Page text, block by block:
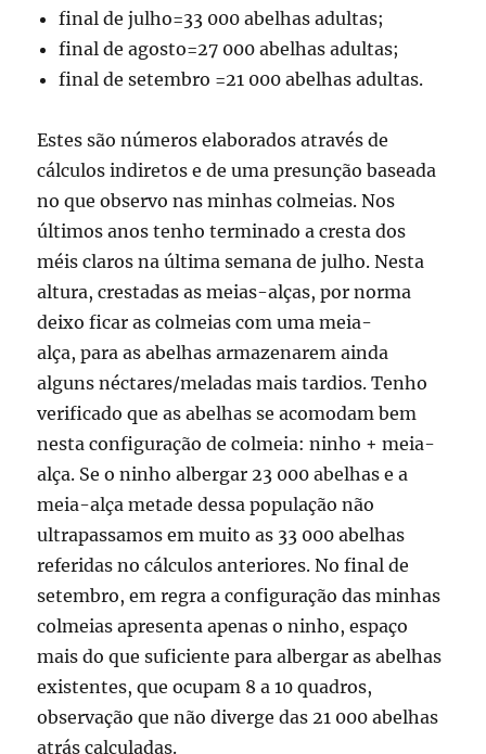
final de julho=33 000 abelhas adultas;
final de agosto=27 000 abelhas adultas;
final de setembro =21 000 abelhas adultas.
Estes são números elaborados através de
cálculos indiretos e de uma presunção baseada
no que observo nas minhas colmeias. Nos
últimos anos tenho terminado a cresta dos
méis claros na última semana de julho. Nesta
altura, crestadas as meias-alças, por norma
deixo ficar as colmeias com uma meia-
alça, para as abelhas armazenarem ainda
alguns néctares/meladas mais tardios. Tenho
verificado que as abelhas se acomodam bem
nesta configuração de colmeia: ninho + meia-
alça. Se o ninho albergar 23 000 abelhas e a
meia-alça metade dessa população não
ultrapassamos em muito as 33 000 abelhas
referidas no cálculos anteriores. No final de
setembro, em regra a configuração das minhas
colmeias apresenta apenas o ninho, espaço
mais do que suficiente para albergar as abelhas
existentes, que ocupam 8 a 10 quadros,
observação que não diverge das 21 000 abelhas
atrás calculadas.